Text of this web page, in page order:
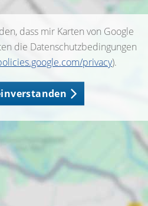
dass mir Karten von Google
die Datenschutzbedingungen
privacy).